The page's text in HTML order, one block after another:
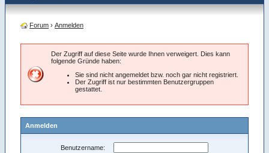
Forum › Anmelden
Der Zugriff auf diese Seite wurde Ihnen verweigert. Dies kann
folgende Gründe haben:
Sie sind nicht angemeldet bzw. noch gar nicht registriert.
Der Zugriff ist nur bestimmten Benutzergruppen
gestattet.
Anmelden
Benutzername: